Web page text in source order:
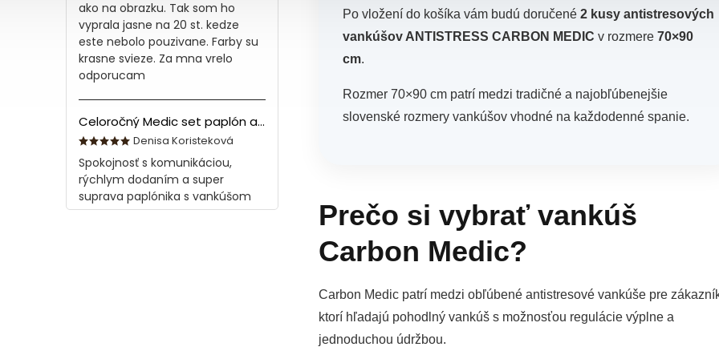
ako na obrazku. Tak som ho
vyprala jasne na 20 st. kedze
este nebolo pouzivane. Farby su
krasne svieze. Za mna vrelo
odporucam
Celoročný Medic set paplón a vankúš z bavlny
Denisa Koristeková
Spokojnosť s komunikáciou,
rýchlym dodaním a super
suprava paplónika s vankúšom
Po vložení do košíka vám budú doručené 2 kusy antistresových
vankúšov ANTISTRESS CARBON MEDIC v rozmere 70×90
cm.
Rozmer 70×90 cm patrí medzi tradičné a najobľúbenejšie
slovenské rozmery vankúšov vhodné na každodenné spanie.
Prečo si vybrať vankúš
Carbon Medic?
Carbon Medic patrí medzi obľúbené antistresové vankúše pre
ktorí hľadajú pohodlný vankúš s možnosťou regulácie výplne a
jednoduchou údržbou.